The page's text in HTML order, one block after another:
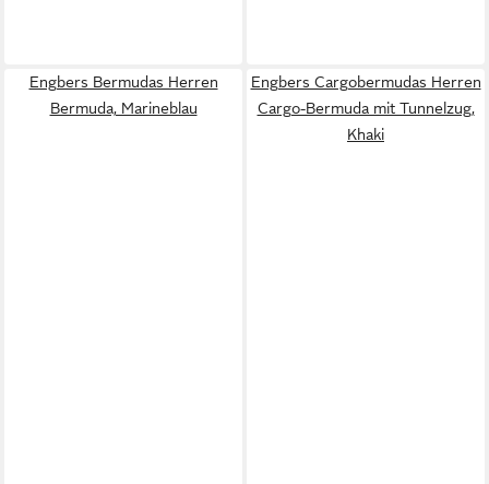
Engbers Bermudas Herren
Bermuda, Marineblau
Engbers Cargobermudas Herren
Cargo-Bermuda mit Tunnelzug,
Khaki